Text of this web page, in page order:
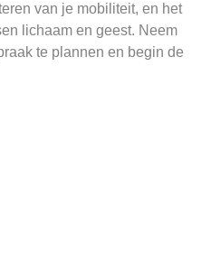
van je mobiliteit, en het
lichaam en geest. Neem
te plannen en begin de